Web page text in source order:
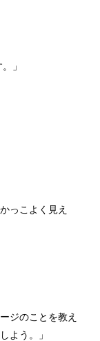
」
っこよく見え
ジのことを教え
よう。」